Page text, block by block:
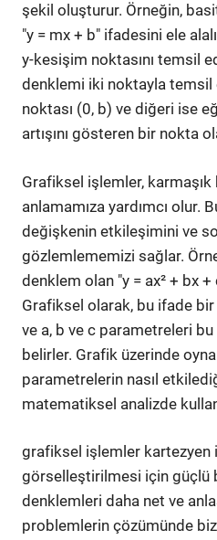
şekil oluşturur. Örneğin,
"y = mx + b" ifadesini ele
y-kesişim noktasını temsil
denklemi iki noktayla
noktası (0, b) ve diğeri ise
artışını gösteren bir nokta
Grafiksel işlemler,
anlamamıza yardımcı olur.
değişkenin etkileşimini ve
gözlemlememizi sağlar.
denklem olan "y = ax² + bx
Grafiksel olarak, bu ifade
ve a, b ve c parametreleri
belirler. Grafik üzerinde
parametrelerin nasıl
matematiksel analizde
grafiksel işlemler kartezyen
görselleştirilmesi için güçlü
denklemleri daha net ve
problemlerin çözümünde